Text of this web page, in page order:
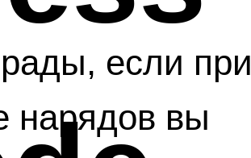
если при
нарядов вы